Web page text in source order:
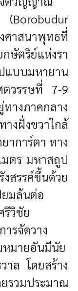
าสนาพุทธที่
ษัตริย์แห่งรา
บบมหายาน
ตวรรษที่ 7-9
างภาคกลาง
างฝั่งขวาใกล้
าการ์ตา ทาง
มตร มหาสถูป
รรค์ขึ้นด้วย
ยมล้นต่อ
วิชัย
รจัดวาง
หมายอันมีนัย
าล โดยสร้าง
วมประมาณ